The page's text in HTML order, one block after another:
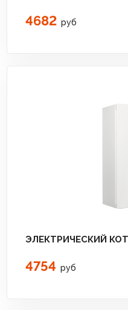
4682 руб
ЭЛЕКТРИЧЕСКИЙ
4754 руб